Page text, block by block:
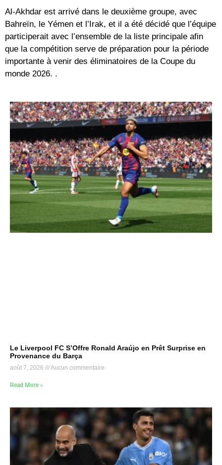
Al-Akhdar est arrivé dans le deuxième groupe, avec
Bahreïn, le Yémen et l’Irak, et il a été décidé que l’équipe
participerait avec l’ensemble de la liste principale afin
que la compétition serve de préparation pour la période
importante à venir des éliminatoires de la Coupe du
monde 2026. .
Le Liverpool FC S’Offre Ronald Araújo en Prêt Surprise en
Provenance du Barça
août 7, 2026 Aucun commentaire
Read More »